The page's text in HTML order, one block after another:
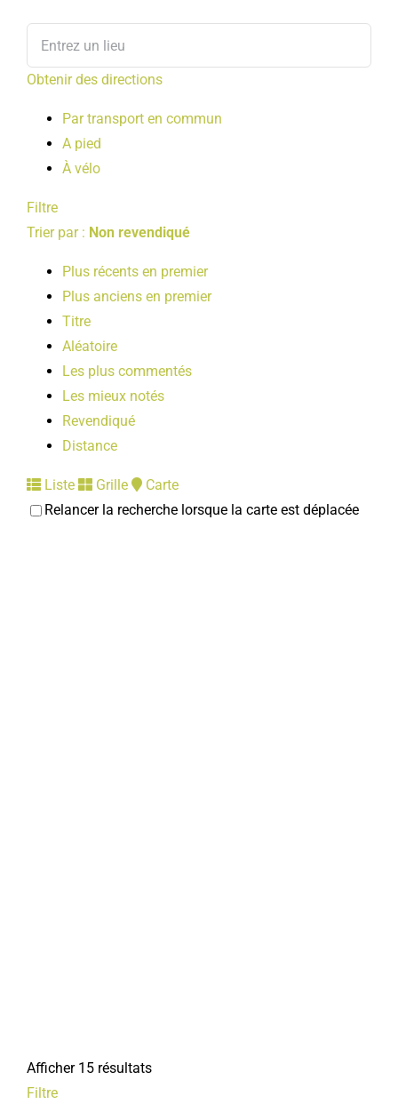
Obtenir des directions
Par transport en commun
A pied
À vélo
Filtre
Trier par : Non revendiqué
Plus récents en premier
Plus anciens en premier
Titre
Aléatoire
Les plus commentés
Les mieux notés
Revendiqué
Distance
Liste Grille
Carte
Relancer la recherche lorsque la carte est déplacée
Afficher 15 résultats
Filtre